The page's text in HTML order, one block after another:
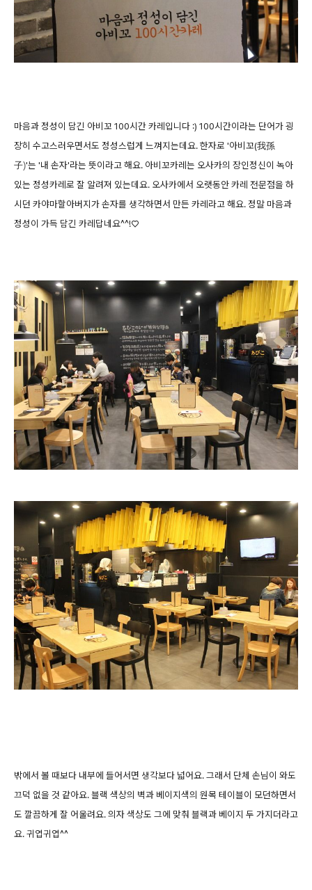
마음과 정성이 담긴 아비꼬 100시간 카레입니다 :) 100시간이라는 단어가 굉
장히 수고스러우면서도 정성스럽게 느껴지는데요. 한자로 '아비꼬(我孫
子)'는 '내 손자'라는 뜻이라고 해요. 아비꼬카레는 오사카의 장인정신이 녹아
있는 정성카레로 잘 알려져 있는데요. 오사카에서 오랫동안 카레 전문점을 하
시던 카야마할아버지가 손자를 생각하면서 만든 카레라고 해요. 정말 마음과
정성이 가득 담긴 카레답네요^^!♡
밖에서 볼 때보다 내부에 들어서면 생각보다 넓어요. 그래서 단체 손님이 와도
끄덕 없을 것 같아요. 블랙 색상의 벽과 베이지색의 원목 테이블이 모던하면서
도 깔끔하게 잘 어울려요. 의자 색상도 그에 맞춰 블랙과 베이지 두 가지더라고
요. 귀엽귀엽^^